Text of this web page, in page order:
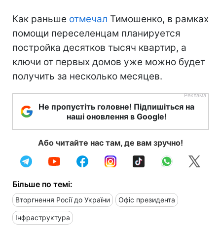
Как раньше отмечал Тимошенко, в рамках
помощи переселенцам планируется
постройка десятков тысяч квартир, а
ключи от первых домов уже можно будет
получить за несколько месяцев.
Не пропустіть головне! Підпишіться на
наші оновлення в Google!
Або читайте нас там, де вам зручно!
Більше по темі:
Вторгнення Росії до України Офіс президента
Інфраструктура